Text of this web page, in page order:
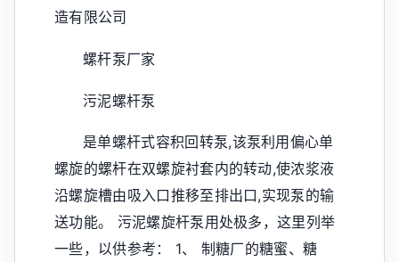
造有限公司
螺杆泵厂家
污泥螺杆泵
是单螺杆式容积回转泵,该泵利用偏心单
螺旋的螺杆在双螺旋衬套内的转动,使浓浆液
沿螺旋槽由吸入口推移至排出口,实现泵的输
送功能。 污泥螺旋杆泵用处极多，这里列举
一些，以供参考： 1、 制糖厂的糖蜜、糖